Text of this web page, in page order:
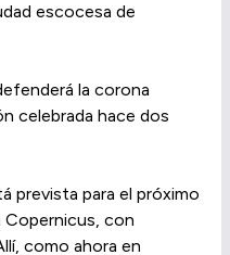
escocesa de
la corona
celebrada hace dos
prevista para el próximo
Copernicus, con
como ahora en